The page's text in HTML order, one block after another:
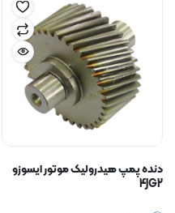
دنده پمپ هیدرولیک موتور ایسوزو
4JG2